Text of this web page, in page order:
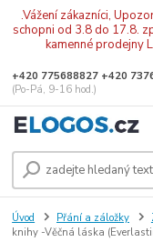
.Vážení zákazníci,
schopni od 3.8 do 17.8.
kamenné prodejny
+420 775688827 +420
(Po-Pá, 9-16 hod.)
Úvod Přání a záložky
knihy -Věčná láska